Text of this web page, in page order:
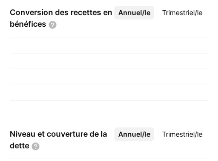
Conversion des recettes en
bénéfices
Annuel/le Trimestriel/le
Plus
Niveau et couverture de la
dette
Annuel/le Trimestriel/le
Plus